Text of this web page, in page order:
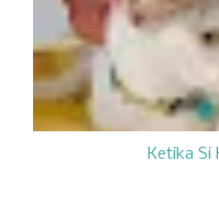
Ketika Si